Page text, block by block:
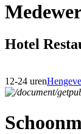
Hotel
12-24 uren